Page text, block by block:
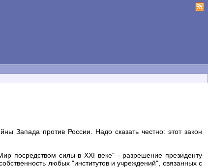
Запада против России. Надо сказать честно: этот закон
посредством силы в XXI веке" - разрешение президенту
любых "институтов и учреждений", связанных с